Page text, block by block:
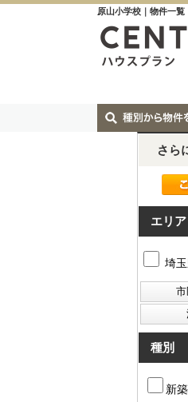
原山小学校｜物件一覧
さら
エリア
埼
種別
新